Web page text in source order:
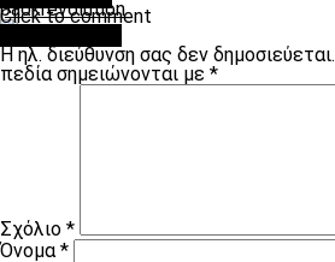
paokrevolution
Click to comment
Η ηλ. διεύθυνση σας δεν δημοσιεύεται.
πεδία σημειώνονται με *
Σχόλιο *
Όνομα*